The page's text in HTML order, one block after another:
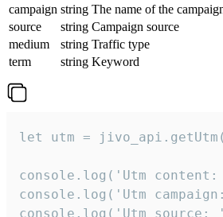
campaign string The name of the
source
string Campaign source
medium
string Traffic type
term
string Keyword
let utm =
console.log('Utm
console.log('Utm
console.log('Utm source: